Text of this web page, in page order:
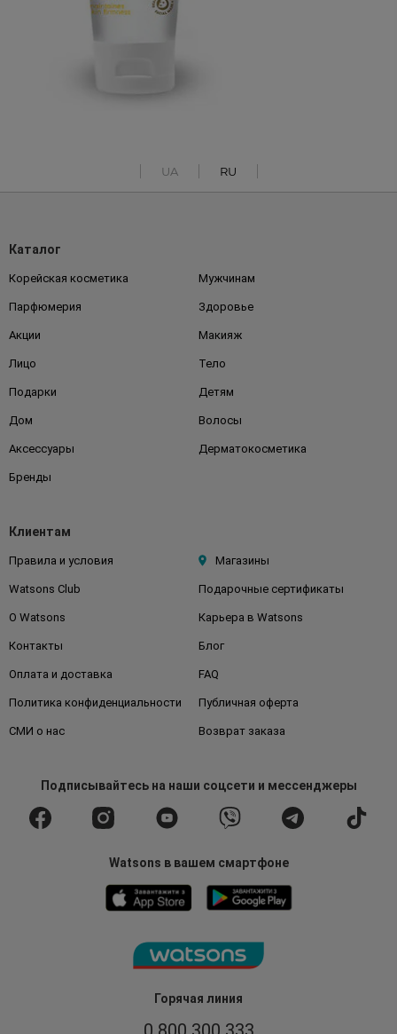
UA RU
Горячая линия
Каталог
Корейская косметика Мужчинам
Парфюмерия Здоровье
Акции Макияж
Лицо Тело
Подарки Детям
Дом Волосы
Аксессуары Дерматокосметика
Бренды
Клиентам
Правила и условия Магазины
Watsons Club Подарочные сертификаты
О Watsons Карьера в Watsons
Контакты Блог
Оплата и доставка FAQ
Политика конфиденциальности Публичная оферта
СМИ о нас Возврат заказа
Подписывайтесьна наши соцсети и мессенджеры
Watsons в вашем смартфоне